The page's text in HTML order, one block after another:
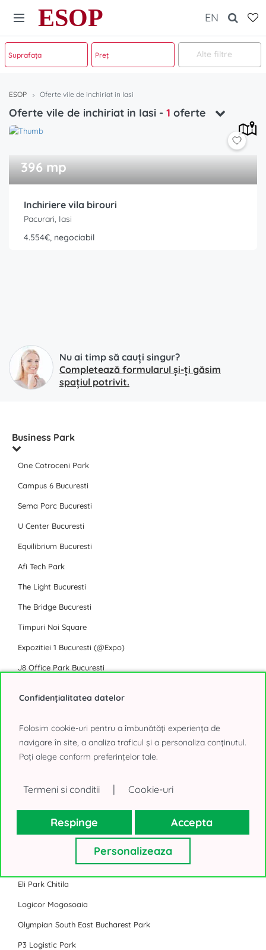
ESOP EN
Alte filtre
ESOP Oferte vile de inchiriat in Iasi
Oferte vile de inchiriat in Iasi - 1 oferte
396 mp
Inchiriere vila birouri
Pacurari, Iasi
4.554€, negociabil
Nu ai timp să cauți singur?
Completează formularul și-ți găsim
spațiul potrivit.
Business Park
One Cotroceni Park
Campus 6 Bucuresti
Sema Parc Bucuresti
U Center Bucuresti
Equilibrium Bucuresti
Afi Tech Park
The Light Bucuresti
The Bridge Bucuresti
Timpuri Noi Square
Expozitiei 1 Bucuresti (@Expo)
J8 Office Park Bucuresti
Floreasca Tower
Sema Parc Cladirea Paris
Toate birourile de inchiriat din Bucuresti
Eli Park Chitila
Logicor Mogosoaia
Olympian South East Bucharest Park
P3 Logistic Park
Confidențialitatea datelor
Folosim cookie-uri pentru a îmbunătăți experiența de
navigare în site, a analiza traficul și a personaliza conținutul.
Poți alege conform preferințelor tale.
Termeni si conditii | Cookie-uri
Respinge Accepta
Personalizeaza